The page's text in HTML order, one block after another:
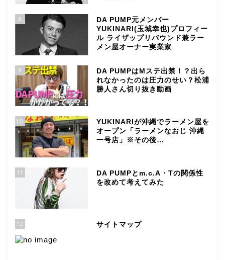
8
DA PUMP元メンバー
YUKINARI(玉城幸也)プロフィー
ル ライザップリバウンド兼ラー
メン屋オーナー実業家
9
DA PUMPはMステ出禁！？出ら
れなかったのは圧力のせい？松浦
勝人さん切り抜き動画
10
YUKINARIが沖縄でラーメン屋を
オープン「ラーメンなおじ 沖縄
一号店」※その後…
11
DA PUMPとm.c.A・Tの関係性
を改めて考えてみた
12 サイトマップ